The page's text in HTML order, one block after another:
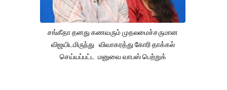
சங்கீதா தனது கணவரும் முதலமைச்சருமான
விஜயிடமிருந்து விவாகரத்து கோரி தாக்கல்
செய்யப்பட்ட மனுவை வாபஸ் பெற்றுக்